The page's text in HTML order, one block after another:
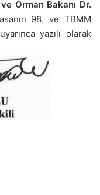
ve Orman Bakanı Dr.
98. ve TBMM
yazılı olarak